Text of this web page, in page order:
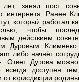
занял пост
интернета. Ранее
который работал
чтобы
действием
Дуровым. Клименко
либо начнёт
Ответ Дурова можно
всегда доступен
от юрисдикции родины.